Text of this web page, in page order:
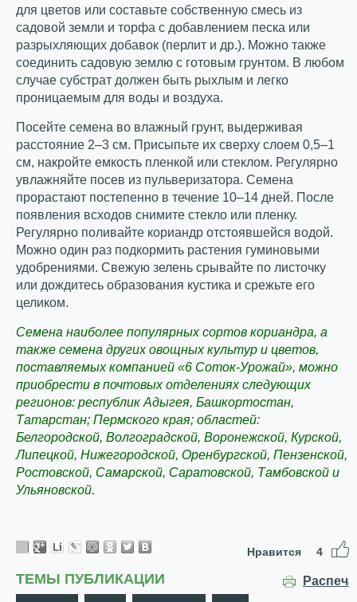
для цветов или составьте собственную смесь из
садовой земли и торфа с добавлением песка или
разрыхляющих добавок (перлит и др.). Можно также
соединить садовую землю с готовым грунтом. В любом
случае субстрат должен быть рыхлым и легко
проницаемым для воды и воздуха.
Посейте семена во влажный грунт, выдерживая
расстояние 2–3 см. Присыпьте их сверху слоем 0,5–1
см, накройте емкость пленкой или стеклом. Регулярно
увлажняйте посев из пульверизатора. Семена
прорастают постепенно в течение 10–14 дней. После
появления всходов снимите стекло или пленку.
Регулярно поливайте кориандр отстоявшейся водой.
Можно один раз подкормить растения гуминовыми
удобрениями. Свежую зелень срывайте по листочку
или дождитесь образования кустика и срежьте его
целиком.
Семена наиболее популярных сортов кориандра, а
также семена других овощных культур и цветов,
поставляемых компанией «6 Соток-Урожай», можно
приобрести в почтовых отделениях следующих
регионов: республик Адыгея, Башкортостан,
Татарстан; Пермского края; областей:
Белгородской, Волгоградской, Воронежской, Курской,
Липецкой, Нижегородской, Оренбургской, Пензенской,
Ростовской, Самарской, Саратовской, Тамбовской и
Ульяновской.
Нравится 4
ТЕМЫ ПУБЛИКАЦИИ